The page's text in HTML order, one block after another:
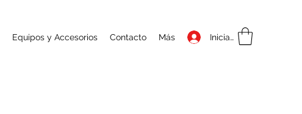
Equipos y Accesorios Contacto Más Iniciar sesión